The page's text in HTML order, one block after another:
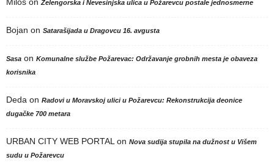
Zelengorska i Nevesinjska ulica u Požarevcu postale jednosmerne
Bojan on Satarašijada u Dragovcu 16. avgusta
Sasa on Komunalne službe Požarevac: Održavanje grobnih mesta je obaveza
korisnika
Deda on Radovi u Moravskoj ulici u Požarevcu: Rekonstrukcija deonice
dugačke 700 metara
URBAN CITY WEB PORTAL on Nova sudija stupila na dužnost u Višem
sudu u Požarevcu